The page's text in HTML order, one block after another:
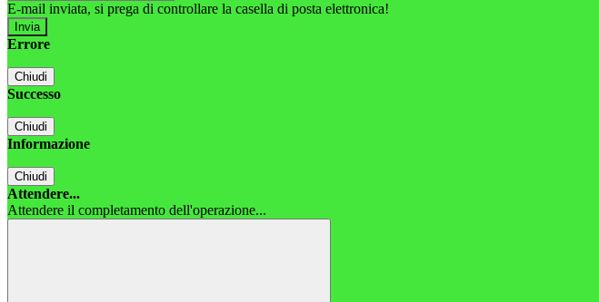
E-mail inviata, si prega di controllare la casella di posta elettronica!
Errore
Chiudi
Successo
Chiudi
Informazione
Chiudi
Attendere...
Attendere il completamento dell'operazione...